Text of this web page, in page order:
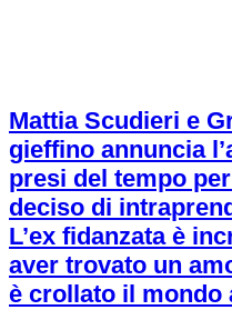
Mattia Scudieri e
gieffino annuncia
presi del tempo
deciso di
L’ex fidanzata è
aver trovato un
è crollato il mondo